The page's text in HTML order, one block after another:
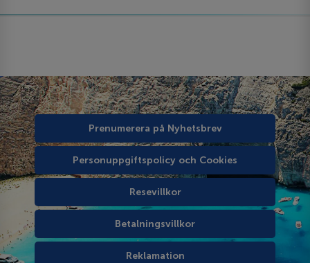
Prenumerera på Nyhetsbrev
Personuppgiftspolicy och Cookies
Resevillkor
Betalningsvillkor
Reklamation